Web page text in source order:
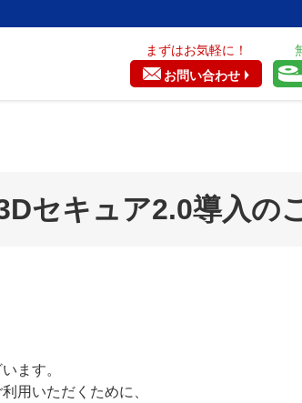
まずはお気軽に！
お問い合わせ
セキュア2.0導入の
ます。
用いただくために、